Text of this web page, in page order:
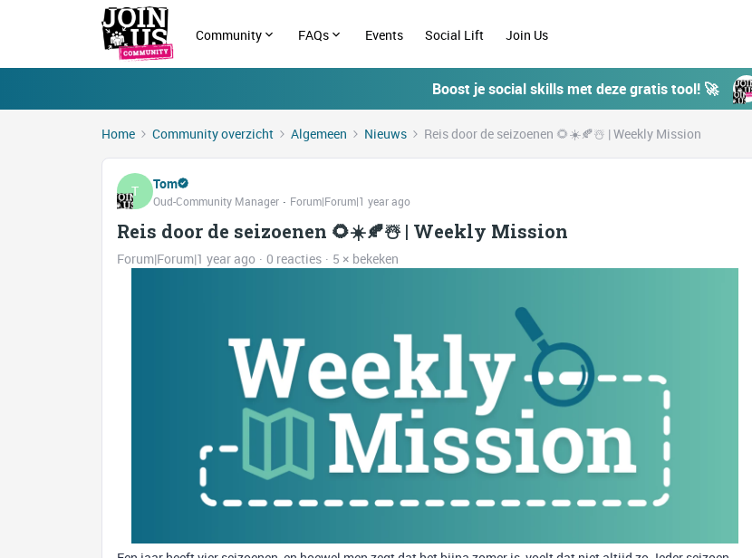
Community FAQs Events Social Lift Join Us
Boost je social skills met deze gratis tool! 🚀
Home Community overzicht Algemeen Nieuws Reis door de seizoenen 🌻☀️🍂☃️ | Weekly Mission
T Tom
Oud-Community Manager Forum|Forum|1 year ago
Reis door de seizoenen 🌻☀️🍂☃️ | Weekly Mission
Forum|Forum|1 year ago 0 reacties 5 × bekeken